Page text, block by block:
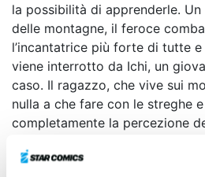
la possibilità di apprenderle.
delle montagne, il feroce
l’incantatrice più forte di tutte
viene interrotto da Ichi, un
caso. Il ragazzo, che vive sui
nulla a che fare con le streghe
completamente la percezione
caccia e della magia!